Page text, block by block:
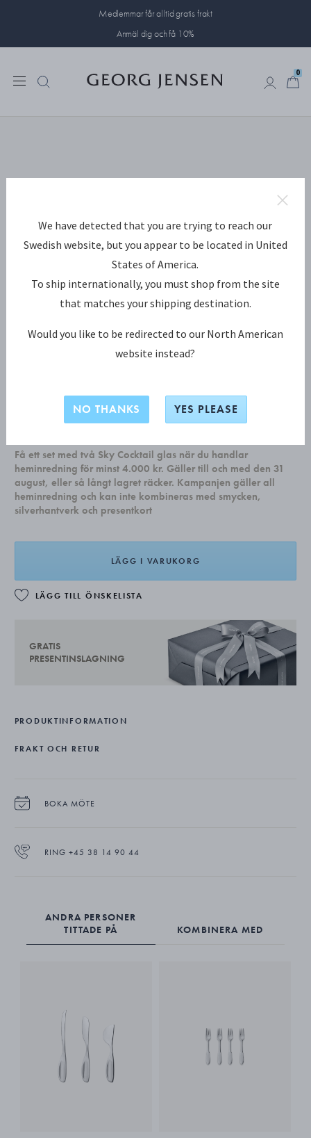
Medlemmar får alltid gratis frakt
Anmäl dig och få 10%
0
ARNE JACOBSEN Gaffel
Få ett set med två Sky Cocktail glas när du handlar
heminredning för minst 4.000 kr. Gäller till och med den 31
august, eller så långt lagret räcker. Kampanjen gäller all
heminredning och kan inte kombineras med smycken,
silverhantverk och presentkort
LÄGG I VARUKORG
LÄGG TILL ÖNSKELISTA
GRATIS
PRESENTINSLAGNING
PRODUKTINFORMATION
FRAKT OCH RETUR
BOKA MÖTE
RING +45 38 14 90 44
ANDRA PERSONER
TITTADE PÅ
KOMBINERA MED
We have detected that you are trying to reach our
Swedish website, but you appear to be located in United
States of America.
To ship internationally, you must shop from the site
that matches your shipping destination.
Would you like to be redirected to our North American
website instead?
NO THANKS YES PLEASE